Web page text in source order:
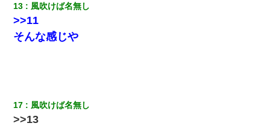
13 風吹けば名無し
>>11
そんな感じや
17 風吹けば名無し
>>13